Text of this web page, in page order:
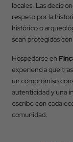
locales. Las
respeto por la
histórico o
sean protegidas
Hospedarse en
experiencia que
un compromiso
autenticidad y una
escribe con cada
comunidad.